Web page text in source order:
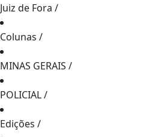
Juiz de Fora /
Colunas /
MINAS GERAIS /
POLICIAL/
Edições /